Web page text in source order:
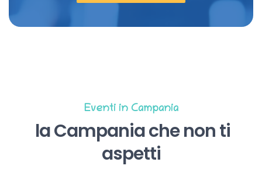
Eventi in Campania
la Campania che non ti
aspetti